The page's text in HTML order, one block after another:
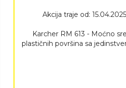
Akcija traje od:
Karcher RM 613 - Moćno
plastičnih površina sa